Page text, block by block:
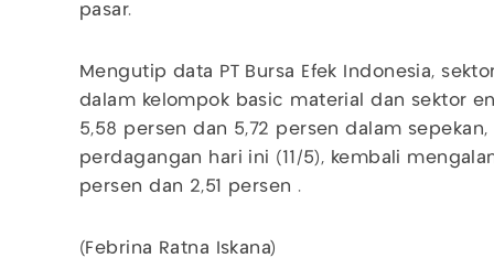
pasar.
Mengutip data PT Bursa Efek Indonesia,
dalam kelompok basic material dan sektor
5,58 persen dan 5,72 persen dalam
perdagangan hari ini (11/5), kembali
persen dan 2,51 persen .
(Febrina Ratna Iskana)